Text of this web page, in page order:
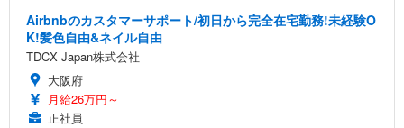
Airbnbのカスタマーサポート/初日から完全在宅勤務!未経験O
K!髪色自由&ネイル自由
TDCX Japan株式会社
大阪府
月給26万円～
正社員